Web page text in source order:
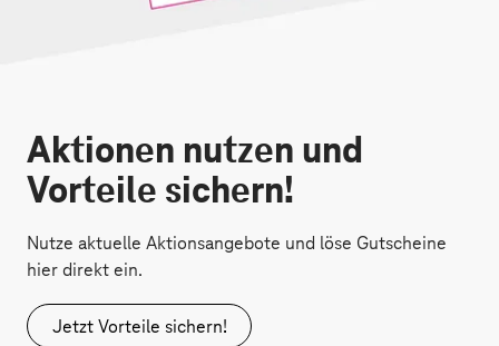
Aktionen nutzen und
Vorteile sichern!
Nutze aktuelle Aktionsangebote und löse Gutscheine
hier direkt ein.
Jetzt Vorteile sichern!